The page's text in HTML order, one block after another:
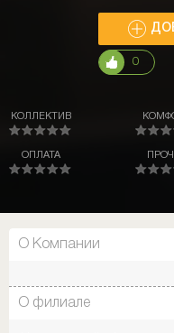
0
КОЛЛЕКТИВ
ОПЛАТА
О Компании
О филиале